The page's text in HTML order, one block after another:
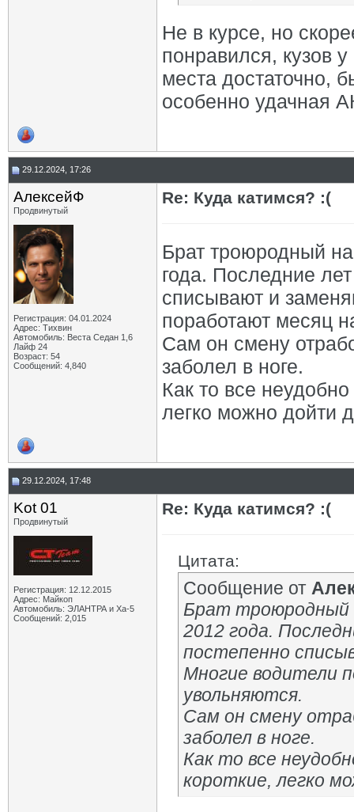
Не в курсе, но
понравился, кузов
места достаточно,
особенно удачная
29.12.2024, 17:26
АлексейФ
Продвинутый
Регистрация: 04.01.2024
Адрес: Тихвин
Автомобиль: Веста Седан 1,6
Лайф 24
Возраст: 54
Сообщений: 4,840
Re: Куда катимся? :(
Брат троюродный
года. Последние
списывают и
поработают месяц
Сам он смену
заболел в ноге.
Как то все
легко можно дойти
29.12.2024, 17:48
Kot 01
Продвинутый
Регистрация: 12.12.2015
Адрес: Майкоп
Автомобиль: ЭЛАНТРА и Ха-5
Сообщений: 2,015
Re: Куда катимся? :(
Цитата:
Сообщение от
Брат троюродный
2012 года.
постепенно
Многие водители
увольняются.
Сам он смену
заболел в ноге.
Как то все
короткие, легко